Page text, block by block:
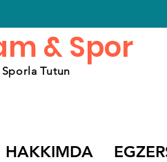
& Spor
Sporla Tutun
HAKKIMDA